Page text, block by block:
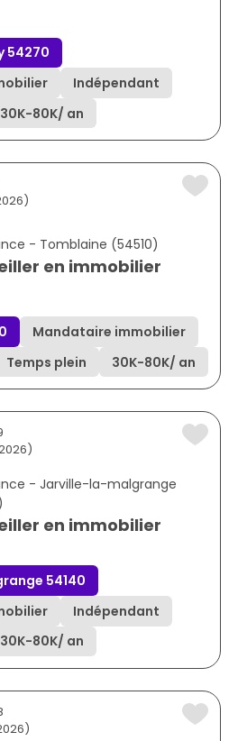
54270
Indépendant
30K-80K/ an
- Tomblaine (54510)
en immobilier
Mandataire immobilier
Temps plein 30K-80K/ an
- Jarville-la-malgrange
en immobilier
54140
Indépendant
30K-80K/ an